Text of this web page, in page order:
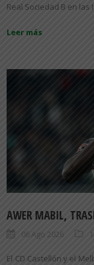
Real Sociedad B en
Leer más
AWER MABIL,
06 Ago 2026
El CD Castellón y el